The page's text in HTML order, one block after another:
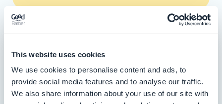
This website uses cookies
We use cookies to personalise content and ads, to
provide social media features and to analyse our traffic.
We also share information about your use of our site with
Överensstämmelse med iOS- och Android-
standarder.